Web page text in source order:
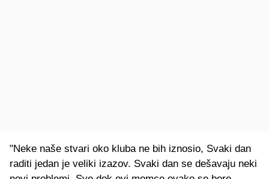
"Neke naše stvari oko kluba ne bih iznosio, Svaki dan
raditi jedan je veliki izazov. Svaki dan se dešavaju neki